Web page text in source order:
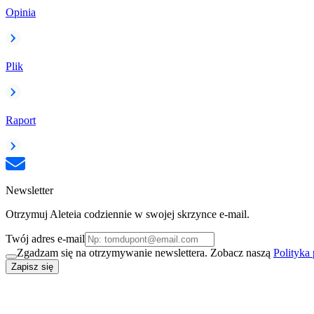
Opinia
Plik
Raport
Newsletter
Otrzymuj Aleteia codziennie w swojej skrzynce e-mail.
Twój adres e-mail
Zgadzam się na otrzymywanie newslettera. Zobacz naszą Polityka
Zapisz się